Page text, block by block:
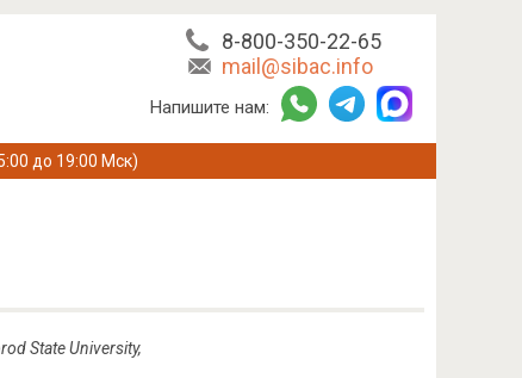
8-800-350-22-65
mail@sibac.info
Напишите нам:
до 19:00 Мск)
State University,